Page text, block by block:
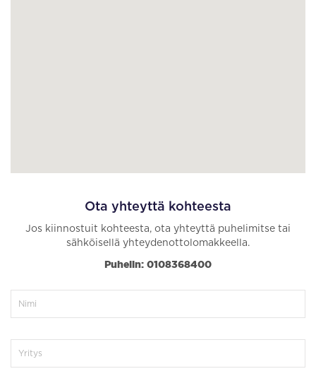
Ota yhteyttä kohteesta
Jos kiinnostuit kohteesta, ota yhteyttä puhelimitse tai
sähköisellä yhteydenottolomakkeella.
Puhelin: 0108368400